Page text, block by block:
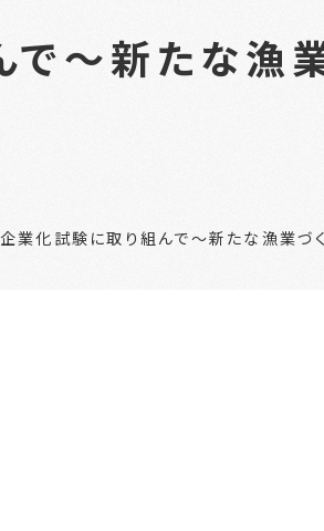
～新たな漁
業化試験に取り組んで～新たな漁業づ